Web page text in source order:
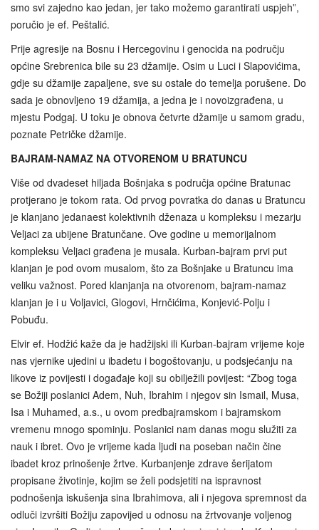
smo svi zajedno kao jedan, jer tako možemo garantirati uspjeh”,
poručio je ef. Peštalić.
Prije agresije na Bosnu i Hercegovinu i genocida na području
općine Srebrenica bile su 23 džamije. Osim u Luci i Slapovićima,
gdje su džamije zapaljene, sve su ostale do temelja porušene. Do
sada je obnovljeno 19 džamija, a jedna je i novoizgrađena, u
mjestu Podgaj. U toku je obnova četvrte džamije u samom gradu,
poznate Petričke džamije.
BAJRAM-NAMAZ NA OTVORENOM U BRATUNCU
Više od dvadeset hiljada Bošnjaka s područja općine Bratunac
protjerano je tokom rata. Od prvog povratka do danas u Bratuncu
je klanjano jedanaest kolektivnih dženaza u kompleksu i mezarju
Veljaci za ubijene Bratunčane. Ove godine u memorijalnom
kompleksu Veljaci građena je musala. Kurban-bajram prvi put
klanjan je pod ovom musalom, što za Bošnjake u Bratuncu ima
veliku važnost. Pored klanjanja na otvorenom, bajram-namaz
klanjan je i u Voljavici, Glogovi, Hrnčićima, Konjević-Polju i
Pobuđu.
Elvir ef. Hodžić kaže da je hadžijski ili Kurban-bajram vrijeme koje
nas vjernike ujedini u ibadetu i bogoštovanju, u podsjećanju na
likove iz povijesti i događaje koji su obilježili povijest: “Zbog toga
se Božiji poslanici Adem, Nuh, Ibrahim i njegov sin Ismail, Musa,
Isa i Muhamed, a.s., u ovom predbajramskom i bajramskom
vremenu mnogo spominju. Poslanici nam danas mogu služiti za
nauk i ibret. Ovo je vrijeme kada ljudi na poseban način čine
ibadet kroz prinošenje žrtve. Kurbanjenje zdrave šerijatom
propisane životinje, kojim se želi podsjetiti na ispravnost
podnošenja iskušenja sina Ibrahimova, ali i njegova spremnost da
odluči izvršiti Božiju zapovijed u odnosu na žrtvovanje voljenog